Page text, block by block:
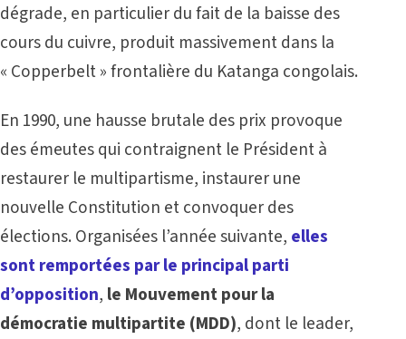
dégrade, en particulier du fait de la baisse des
cours du cuivre, produit massivement dans la
« Copperbelt » frontalière du Katanga congolais.
En 1990, une hausse brutale des prix provoque
des émeutes qui contraignent le Président à
restaurer le multipartisme, instaurer une
nouvelle Constitution et convoquer des
élections. Organisées l’année suivante, elles
sont remportées par le principal parti
d’opposition, le Mouvement pour la
démocratie multipartite (MDD), dont le leader,